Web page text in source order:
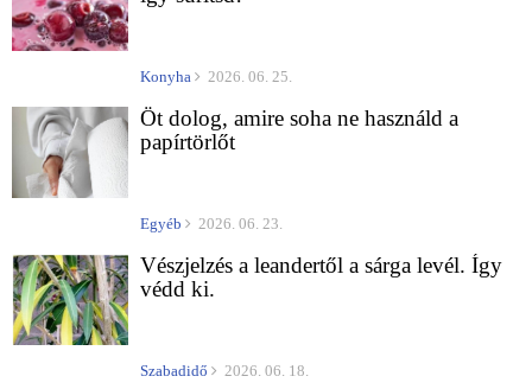
Konyha 2026. 06. 25.
Öt dolog, amire soha ne használd a
papírtörlőt
Egyéb 2026. 06. 23.
Vészjelzés a leandertől a sárga levél. Így
védd ki.
Szabadidő 2026. 06. 18.